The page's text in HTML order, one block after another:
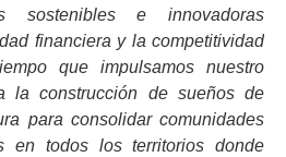
sostenibles e innovadoras
financiera y la competitividad
que impulsamos nuestro
la construcción de sueños de
para consolidar comunidades
en todos los territorios donde